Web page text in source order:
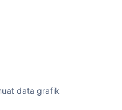
data grafik